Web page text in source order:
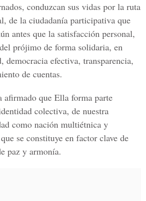
conduzcan sus vidas por la ruta
de la ciudadanía participativa que
antes que la satisfacción personal,
prójimo de forma solidaria, en
democracia efectiva, transparencia,
de cuentas.
afirmado que Ella forma parte
colectiva, de nuestra
como nación multiétnica y
se constituye en factor clave de
paz y armonía.